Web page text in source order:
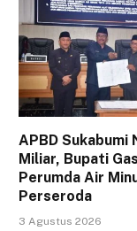
APBD Sukabumi
Miliar, Bupati
Perumda Air
Perseroda
3 Agustus 2026